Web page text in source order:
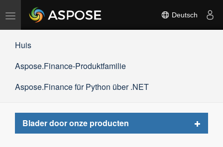
Navigation
umschalten
Deutsch
Huis
Aspose.Finance-Produktfamilie
Aspose.Finance für Python über .NET
Blader door onze producten
Toggle